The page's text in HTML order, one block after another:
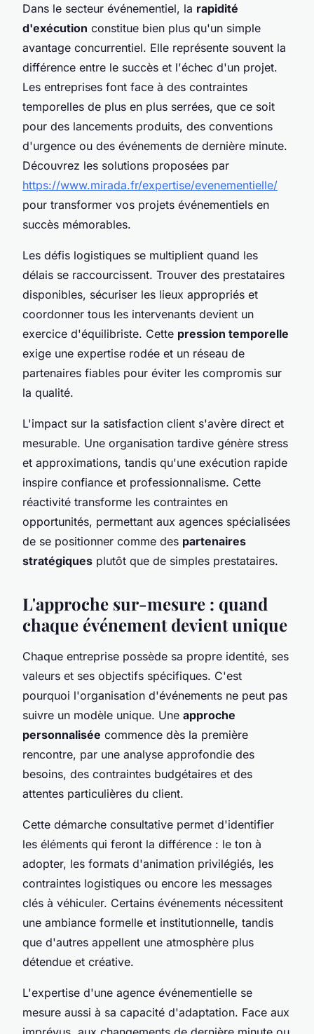
Dans le secteur événementiel, la rapidité
d'exécution constitue bien plus qu'un simple
avantage concurrentiel. Elle représente souvent la
différence entre le succès et l'échec d'un projet.
Les entreprises font face à des contraintes
temporelles de plus en plus serrées, que ce soit
pour des lancements produits, des conventions
d'urgence ou des événements de dernière minute.
Découvrez les solutions proposées par
https://www.mirada.fr/expertise/evenementielle/
pour transformer vos projets événementiels en
succès mémorables.
Les défis logistiques se multiplient quand les
délais se raccourcissent. Trouver des prestataires
disponibles, sécuriser les lieux appropriés et
coordonner tous les intervenants devient un
exercice d'équilibriste. Cette pression temporelle
exige une expertise rodée et un réseau de
partenaires fiables pour éviter les compromis sur
la qualité.
L'impact sur la satisfaction client s'avère direct et
mesurable. Une organisation tardive génère stress
et approximations, tandis qu'une exécution rapide
inspire confiance et professionnalisme. Cette
réactivité transforme les contraintes en
opportunités, permettant aux agences spécialisées
de se positionner comme des partenaires
stratégiques plutôt que de simples prestataires.
L'approche sur-mesure : quand
chaque événement devient unique
Chaque entreprise possède sa propre identité, ses
valeurs et ses objectifs spécifiques. C'est
pourquoi l'organisation d'événements ne peut pas
suivre un modèle unique. Une approche
personnalisée commence dès la première
rencontre, par une analyse approfondie des
besoins, des contraintes budgétaires et des
attentes particulières du client.
Cette démarche consultative permet d'identifier
les éléments qui feront la différence : le ton à
adopter, les formats d'animation privilégiés, les
contraintes logistiques ou encore les messages
clés à véhiculer. Certains événements nécessitent
une ambiance formelle et institutionnelle, tandis
que d'autres appellent une atmosphère plus
détendue et créative.
L'expertise d'une agence événementielle se
mesure aussi à sa capacité d'adaptation. Face aux